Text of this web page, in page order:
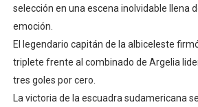
selección en una escena inolvidable llena
emoción.
El legendario capitán de la albiceleste
triplete frente al combinado de Argelia
tres goles por cero.
La victoria de la escuadra sudamericana